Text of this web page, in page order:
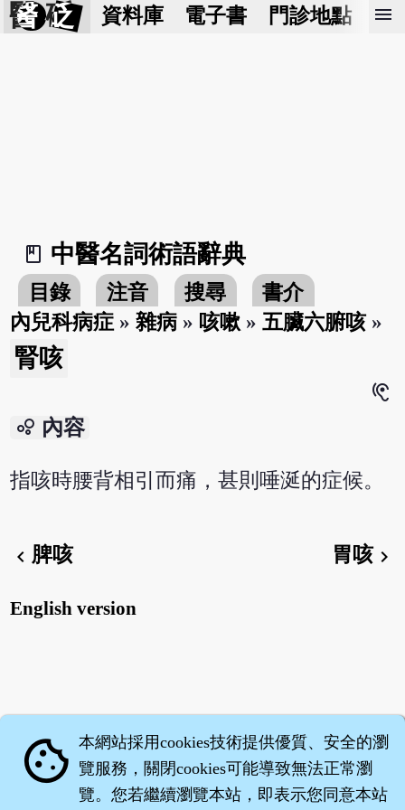
醫 砭 資料庫 電子書 門診地點 預
menu
book_2
中醫名詞術語辭典
目錄 注音 搜尋
書介
內兒科病症 »雜病 » 咳嗽 »五臟六腑咳»
腎咳
hearing
bubble_chart 內容
指咳時腰背相引而痛，甚則唾涎的症候。
chevron_left脾咳 胃咳chevron_right
English version
cookie 本網站採用cookies技術提供優質、安全的瀏
覽服務，關閉cookies可能導致無法正常瀏
覽。您若繼續瀏覽本站，即表示您同意本站